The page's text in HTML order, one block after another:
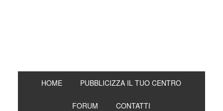
HOME PUBBLICIZZA IL TUO CENTRO
FORUM CONTATTI